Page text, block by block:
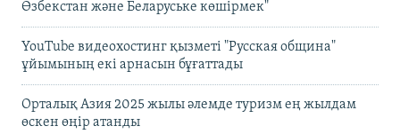
Өзбекстан және Беларуське көшірмек"
YouTube видеохостинг қызметі "Русская община"
ұйымының екі арнасын бұғаттады
Орталық Азия 2025 жылы әлемде туризм ең жылдам
өскен өңір атанды